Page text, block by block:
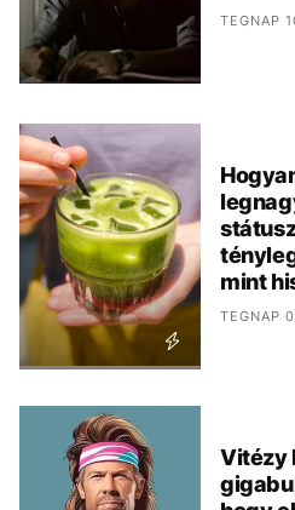
TEGNAP
mint
TEGNAP
Vitézy